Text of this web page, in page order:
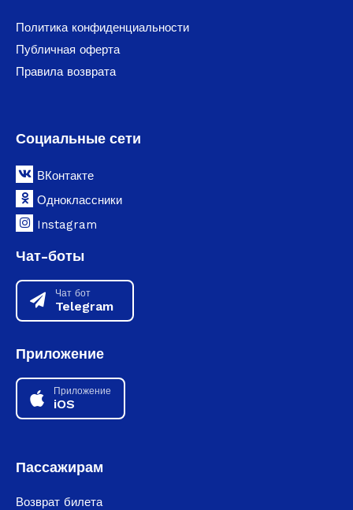
Политика конфиденциальности
Публичная оферта
Правила возврата
Социальные сети
ВКонтакте
Одноклассники
Instagram
Чат-боты
Чат бот
Telegram
Приложение
Приложение
iOS
Пассажирам
Возврат билета